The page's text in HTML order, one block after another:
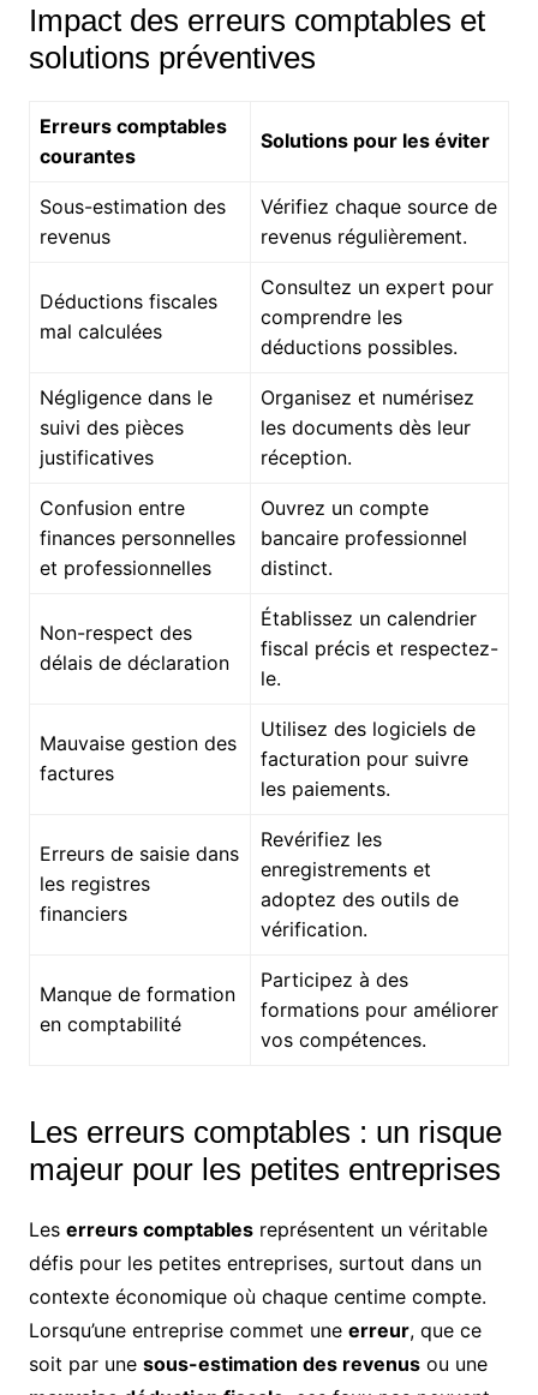
Impact des erreurs comptables et
solutions préventives
Erreurs comptables
courantes
Solutions pour les éviter
Sous-estimation des
revenus
Vérifiez chaque source de
revenus régulièrement.
Déductions fiscales
mal calculées
Consultez un expert pour
comprendre les
déductions possibles.
Négligence dans le
suivi des pièces
justificatives
Organisez et numérisez
les documents dès leur
réception.
Confusion entre
finances personnelles
et professionnelles
Ouvrez un compte
bancaire professionnel
distinct.
Non-respect des
délais de déclaration
Établissez un calendrier
fiscal précis et respectez-
le.
Mauvaise gestion des
factures
Utilisez des logiciels de
facturation pour suivre
les paiements.
Erreurs de saisie dans
les registres
financiers
Revérifiez les
enregistrements et
adoptez des outils de
vérification.
Manque de formation
en comptabilité
Participez à des
formations pour améliorer
vos compétences.
Les erreurs comptables : un risque
majeur pour les petites entreprises
Les erreurs comptablesreprésentent un véritable
défis pour les petites entreprises, surtout dans un
contexte économique où chaque centime compte.
Lorsqu’une entreprise commet une erreur, que ce
soit par une sous-estimation des revenusou une